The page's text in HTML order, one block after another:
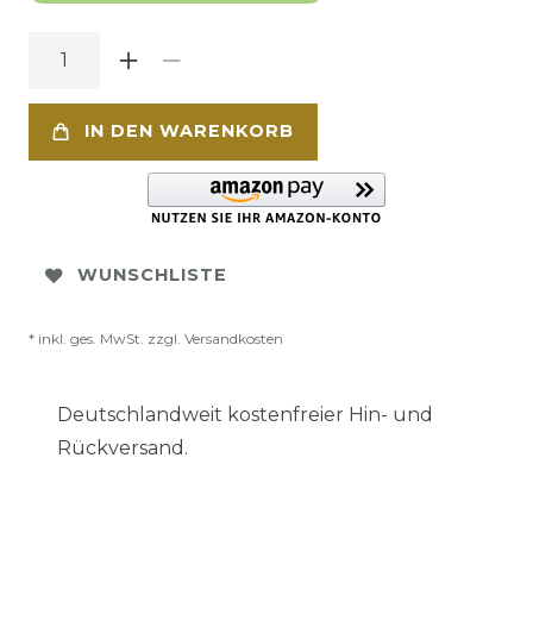
IN DEN WARENKORB
WUNSCHLISTE
* inkl. ges. MwSt. zzgl. Versandkosten
Deutschlandweit kostenfreier Hin- und
Rückversand.